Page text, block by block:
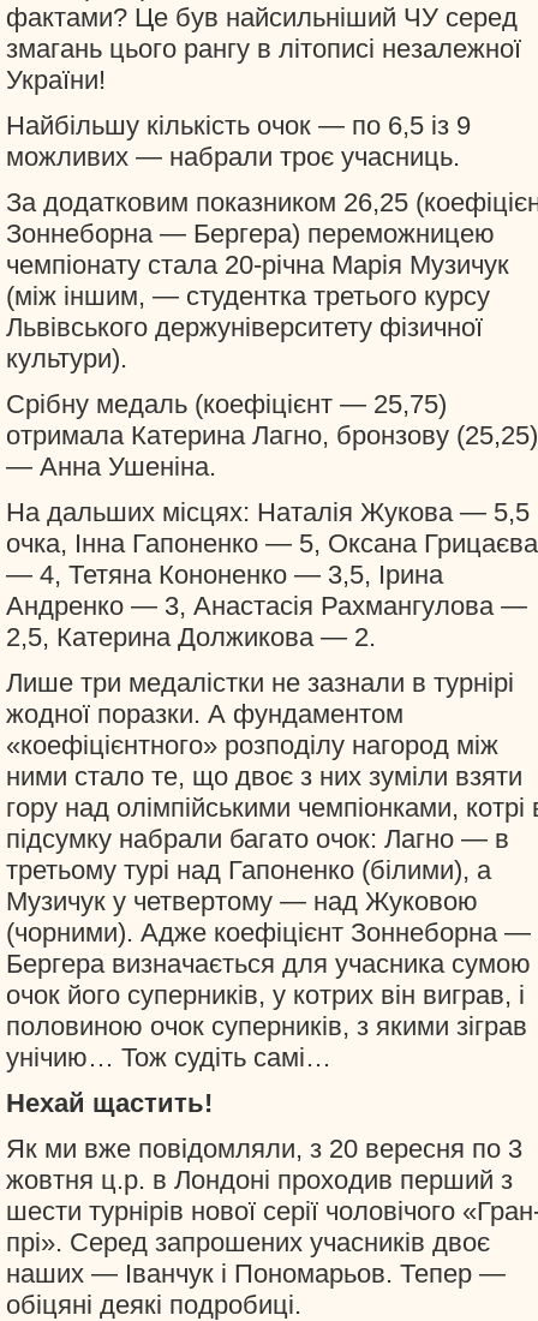
фактами? Це був найсильніший ЧУ серед
змагань цього рангу в літописі незалежної
України!
Найбільшу кількість очок — по 6,5 із 9
можливих — набрали троє учасниць.
За додатковим показником 26,25
Зоннеборна — Бергера) переможницею
чемпіонату стала 20-річна Марія Музичук
(між іншим, — студентка третього курсу
Львівського держуніверситету фізичної
культури).
Срібну медаль (коефіцієнт — 25,75)
отримала Катерина Лагно, бронзову (25,25)
— Анна Ушеніна.
На дальших місцях: Наталія Жукова — 5,5
очка, Інна Гапоненко — 5, Оксана Грицаєва
— 4, Тетяна Кононенко — 3,5, Ірина
Андренко — 3, Анастасія Рахмангулова —
2,5, Катерина Должикова — 2.
Лише три медалістки не зазнали в турнірі
жодної поразки. А фундаментом
«коефіцієнтного» розподілу нагород між
ними стало те, що двоє з них зуміли взяти
гору над олімпійськими чемпіонками, котрі
підсумку набрали багато очок: Лагно — в
третьому турі над Гапоненко (білими), а
Музичук у четвертому — над Жуковою
(чорними). Адже коефіцієнт Зоннеборна —
Бергера визначається для учасника сумою
очок його суперників, у котрих він виграв, і
половиною очок суперників, з якими зіграв
унічию… Тож судіть самі…
Нехай щастить!
Як ми вже повідомляли, з 20 вересня по 3
жовтня ц.р. в Лондоні проходив перший з
шести турнірів нової серії чоловічого
прі». Серед запрошених учасників двоє
наших — Іванчук і Пономарьов. Тепер —
обіцяні деякі подробиці.